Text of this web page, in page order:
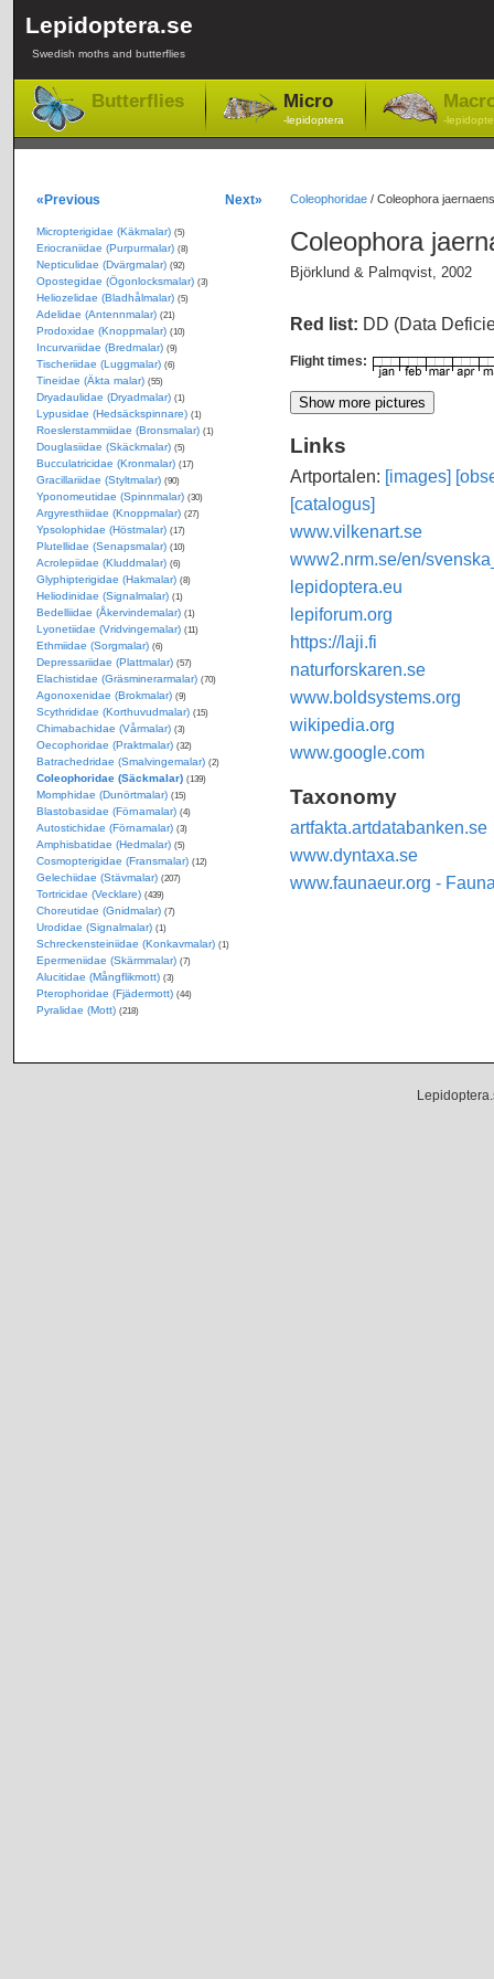
Lepidoptera.se
Swedish moths and butterflies
Butterflies Micro
-lepidoptera -
Coleophoridae/ Coleophora
Coleophora
Björklund & Palmqvist, 2002
Red list: DD (Data
Flight times:
Links
Artportalen: [images]
[catalogus]
www.vilkenart.se
www2.nrm.se/en/
lepidoptera.eu
lepiforum.org
https://laji.fi
naturforskaren.se
www.boldsystems.org
wikipedia.org
www.google.com
Taxonomy
artfakta.artdatabanken.se
www.dyntaxa.se
www.faunaeur.org -
«Previous Next»
Micropterigidae (Käkmalar) (5)
Eriocraniidae (Purpurmalar) (8)
Nepticulidae (Dvärgmalar) (92)
Opostegidae (Ögonlocksmalar) (3)
Heliozelidae (Bladhålmalar) (5)
Adelidae (Antennmalar) (21)
Prodoxidae (Knoppmalar) (10)
Incurvariidae (Bredmalar) (9)
Tischeriidae (Luggmalar) (6)
Tineidae (Äkta malar) (55)
Dryadaulidae (Dryadmalar) (1)
Lypusidae (Hedsäckspinnare) (1)
Roeslerstammiidae (Bronsmalar) (1)
Douglasiidae (Skäckmalar) (5)
Bucculatricidae (Kronmalar) (17)
Gracillariidae (Styltmalar) (90)
Yponomeutidae (Spinnmalar) (30)
Argyresthiidae (Knoppmalar) (27)
Ypsolophidae (Höstmalar) (17)
Plutellidae (Senapsmalar) (10)
Acrolepiidae (Kluddmalar) (6)
Glyphipterigidae (Hakmalar) (8)
Heliodinidae (Signalmalar) (1)
Bedelliidae (Åkervindemalar) (1)
Lyonetiidae (Vridvingemalar) (11)
Ethmiidae (Sorgmalar) (6)
Depressariidae (Plattmalar) (57)
Elachistidae (Gräsminerarmalar) (70)
Agonoxenidae (Brokmalar) (9)
Scythrididae (Korthuvudmalar) (15)
Chimabachidae (Vårmalar) (3)
Oecophoridae (Praktmalar) (32)
Batrachedridae (Smalvingemalar) (2)
Coleophoridae (Säckmalar) (139)
Momphidae (Dunörtmalar) (15)
Blastobasidae (Förnamalar) (4)
Autostichidae (Förnamalar) (3)
Amphisbatidae (Hedmalar) (5)
Cosmopterigidae (Fransmalar) (12)
Gelechiidae (Stävmalar) (207)
Tortricidae (Vecklare) (439)
Choreutidae (Gnidmalar) (7)
Urodidae (Signalmalar) (1)
Schreckensteiniidae (Konkavmalar) (1)
Epermeniidae (Skärmmalar) (7)
Alucitidae (Mångflikmott) (3)
Pterophoridae (Fjädermott) (44)
Pyralidae (Mott) (218)